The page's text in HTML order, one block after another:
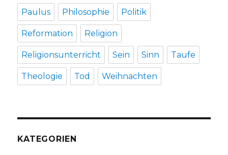
Paulus Philosophie Politik
Reformation Religion
Religionsunterricht Sein Sinn Taufe
Theologie Tod Weihnachten
KATEGORIEN